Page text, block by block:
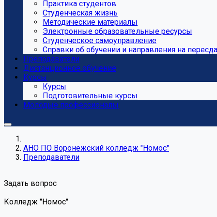
Практика студентов
Студенческая жизнь
Методические материалы
Электронные образовательные ресурсы
Студенческое самоуправление
Справки об обучении и направления на
Преподаватели
Дистанционное обучение
Курсы
Курсы
Подготовительные курсы
Молодые профессионалы
АНО ПО Воронежский колледж "Номос"
Преподаватели
Задать вопрос
Колледж "Номос"